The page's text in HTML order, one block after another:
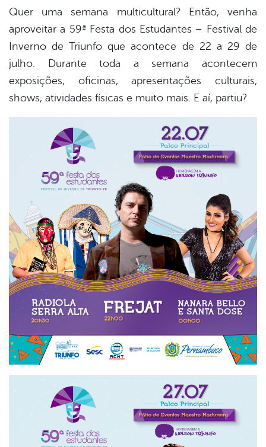
Quer uma semana multicultural? Então, venha
aproveitar a 59ª Festa dos Estudantes – Festival de
Inverno de Triunfo que acontece de 22 a 29 de
julho. Durante toda a semana acontecem
exposições, oficinas, apresentações culturais,
shows, atividades físicas e muito mais. E aí, partiu?